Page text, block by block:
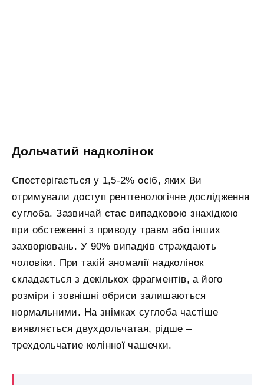
Дольчатий надколінок
Спостерігається у 1,5-2% осіб, яких Ви
отримували доступ рентгенологічне дослідження
суглоба. Зазвичай стає випадковою знахідкою
при обстеженні з приводу травм або інших
захворювань. У 90% випадків страждають
чоловіки. При такій аномалії надколінок
складається з декількох фрагментів, а його
розміри і зовнішні обриси залишаються
нормальними. На знімках суглоба частіше
виявляється двухдольчатая, рідше –
трехдольчатие колінної чашечки.